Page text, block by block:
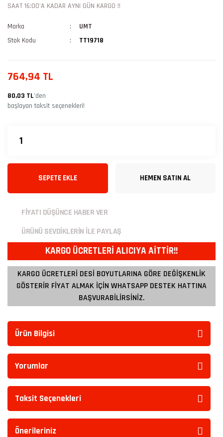
SAAT 16:00'A KADAR AYNI GÜN KARGO !!
Marka
UMT
Stok Kodu
TT19718
764,94 TL
80,03 TL’den
başlayan taksit seçenekleri!
SEPETE EKLE HEMEN SATIN AL
FİYATI DÜŞÜNCE HABER VER
ÜRÜNÜ SEVDİKLERİN İLE PAYLAŞ
KARGO ÜCRETLERİ ALICIYA AİTTİR!!
KARGO ÜCRETLERİ DESİ BOYUTLARINA GÖRE DEĞİŞKENLİK
GÖSTERİR FİYAT ALMAK İÇİN WHATSAPP DESTEK HATTINA
BAŞVURABİLİRSİNİZ.
Ürün Bilgisi
Yorumlar
Taksit Seçenekleri
Önerileriniz